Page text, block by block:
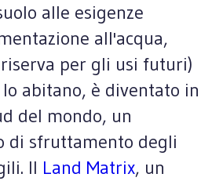
alle esigenze
all'acqua,
per gli usi futuri)
abitano, è diventato in
del mondo, un
di sfruttamento degli
Il Land Matrix, un